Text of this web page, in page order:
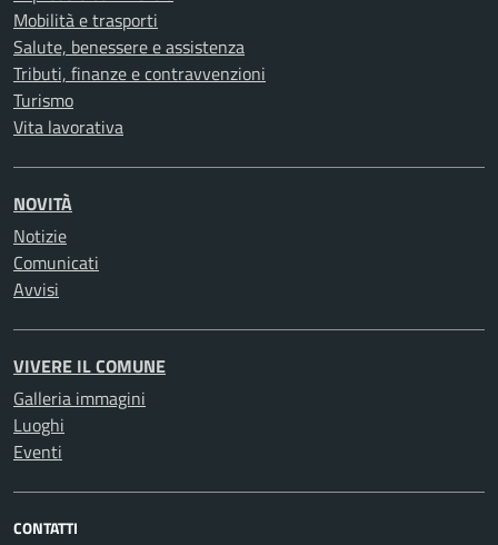
Mobilità e trasporti
Salute, benessere e assistenza
Tributi, finanze e contravvenzioni
Turismo
Vita lavorativa
NOVITÀ
Notizie
Comunicati
Avvisi
VIVERE IL COMUNE
Galleria immagini
Luoghi
Eventi
CONTATTI